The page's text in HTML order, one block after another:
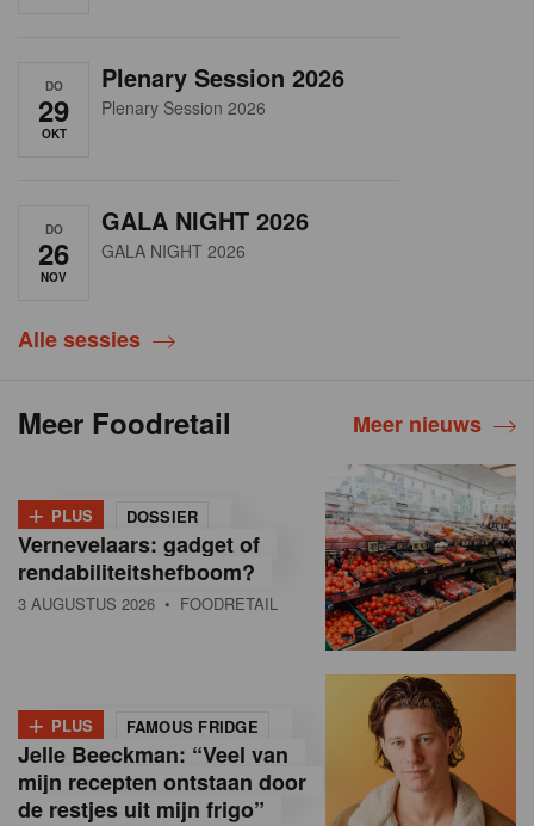
DO
29
OKT
Plenary Session 2026
Plenary Session 2026
DO
26
NOV
GALA NIGHT 2026
GALA NIGHT 2026
Alle sessies
Meer Foodretail Meer nieuws
+ PLUS DOSSIER
Vernevelaars: gadget of
rendabiliteitshefboom?
3 AUGUSTUS 2026 • FOODRETAIL
+ PLUS FAMOUS FRIDGE
Jelle Beeckman: “Veel van
mijn recepten ontstaan door
de restjes uit mijn frigo”